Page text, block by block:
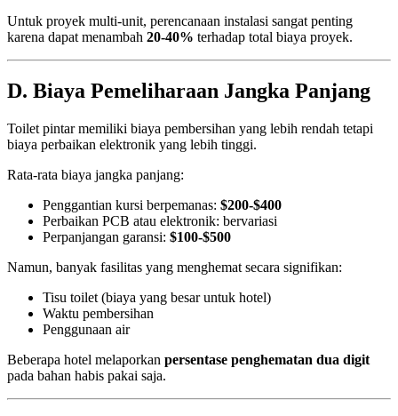
Untuk proyek multi-unit, perencanaan instalasi sangat penting
karena dapat menambah 20-40% terhadap total biaya proyek.
D. Biaya Pemeliharaan Jangka Panjang
Toilet pintar memiliki biaya pembersihan yang lebih rendah tetapi
biaya perbaikan elektronik yang lebih tinggi.
Rata-rata biaya jangka panjang:
Penggantian kursi berpemanas: $200-$400
Perbaikan PCB atau elektronik: bervariasi
Perpanjangan garansi: $100-$500
Namun, banyak fasilitas yang menghemat secara signifikan:
Tisu toilet (biaya yang besar untuk hotel)
Waktu pembersihan
Penggunaan air
Beberapa hotel melaporkan persentase penghematan dua digit
pada bahan habis pakai saja.